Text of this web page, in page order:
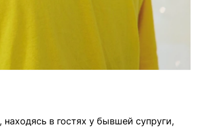
в гостях у бывшей супруги,